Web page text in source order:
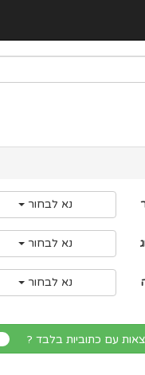
נא לבחור
נא לבחור
נא לבחור
עם כתוביות בלבד ?